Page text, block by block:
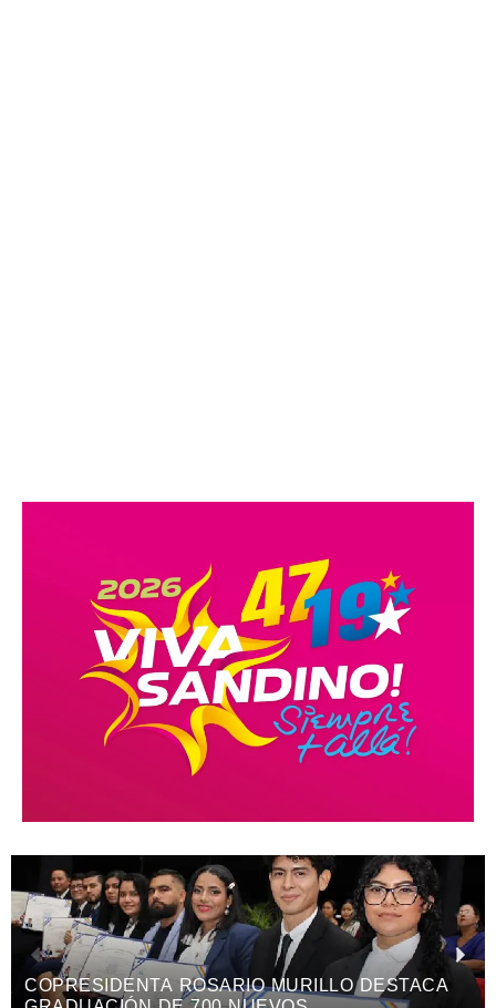
PRESENTAN TEMÁTICA OFICIAL HACKATHON